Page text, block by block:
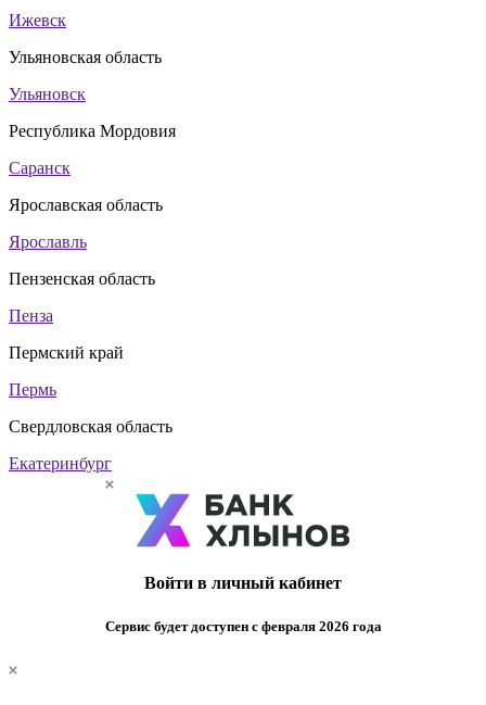
Ижевск
Ульяновская область
Ульяновск
Республика Мордовия
Саранск
Ярославская область
Ярославль
Пензенская область
Пенза
Пермский край
Пермь
Свердловская область
Екатеринбург
Войти в личный кабинет
Сервис будет доступен с февраля 2026 года